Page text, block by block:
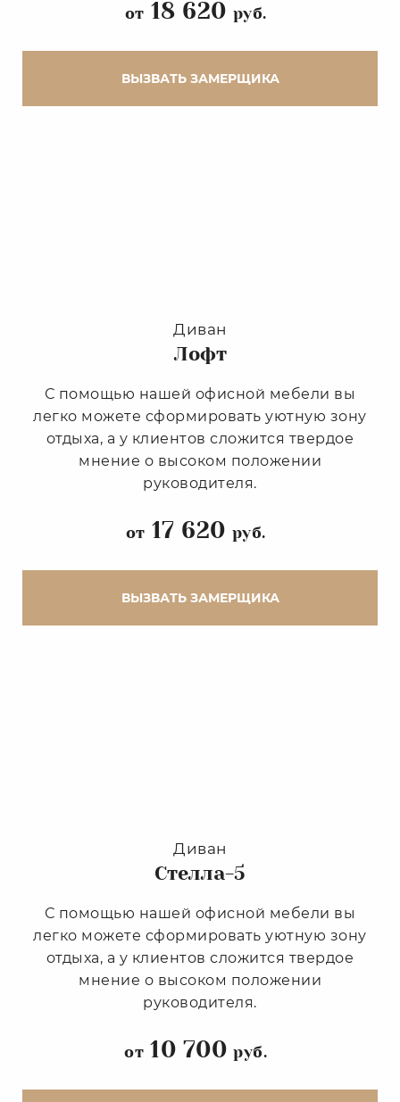
от 18 620 руб.
ВЫЗВАТЬ ЗАМЕРЩИКА
Диван
Лофт
С помощью нашей офисной мебели вы
легко можете сформировать уютную зону
отдыха, а у клиентов сложится твердое
мнение о высоком положении
руководителя.
от 17 620 руб.
ВЫЗВАТЬ ЗАМЕРЩИКА
Диван
Стелла-5
С помощью нашей офисной мебели вы
легко можете сформировать уютную зону
отдыха, а у клиентов сложится твердое
мнение о высоком положении
руководителя.
от 10 700 руб.